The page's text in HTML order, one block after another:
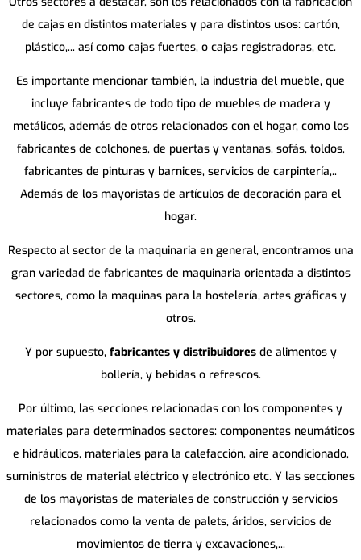
de cajas en distintos materiales y para distintos usos: cartón,
plástico,... así como cajas fuertes, o cajas registradoras, etc.
Es importante mencionar también, la industria del mueble, que
incluye fabricantes de todo tipo de muebles de madera y
metálicos, además de otros relacionados con el hogar, como los
fabricantes de colchones, de puertas y ventanas, sofás, toldos,
fabricantes de pinturas y barnices, servicios de carpintería,..
Además de los mayoristas de artículos de decoración para el
hogar.
Respecto al sector de la maquinaria en general, encontramos una
gran variedad de fabricantes de maquinaria orientada a distintos
sectores, como la maquinas para la hostelería, artes gráficas y
otros.
Y por supuesto, fabricantes y distribuidoresde alimentos y
bollería, y bebidas o refrescos.
Por último, las secciones relacionadas con los componentes y
materiales para determinados sectores: componentes neumáticos
e hidráulicos, materiales para la calefacción, aire acondicionado,
suministros de material eléctrico y electrónico etc. Y las secciones
de los mayoristas de materiales de construcción y servicios
relacionados como la venta de palets, áridos, servicios de
movimientos de tierra y excavaciones,...